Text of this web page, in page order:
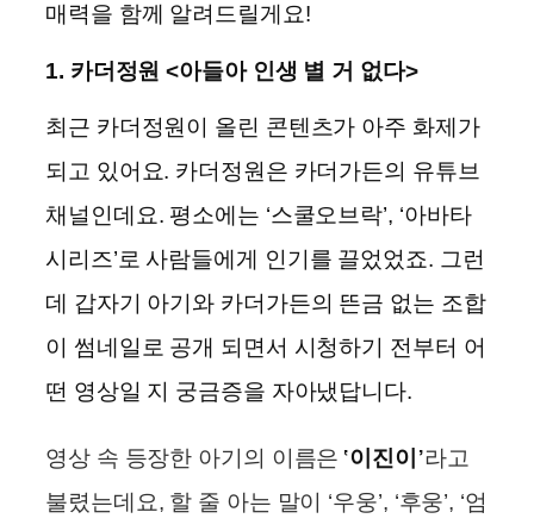
매력을 함께 알려드릴게요!
1. 카더정원 <아들아 인생 별 거 없다>
최근 카더정원이 올린 콘텐츠가 아주 화제가
되고 있어요. 카더정원은 카더가든의 유튜브
채널인데요. 평소에는 ‘스쿨오브락’, ‘아바타
시리즈’로 사람들에게 인기를 끌었었죠. 그런
데 갑자기 아기와 카더가든의 뜬금 없는 조합
이 썸네일로 공개 되면서 시청하기 전부터 어
떤 영상일 지 궁금증을 자아냈답니다.
영상 속 등장한 아기의 이름은 ‘이진이’라고
불렸는데요, 할 줄 아는 말이 ‘우웅’, ‘후웅’, ‘엄